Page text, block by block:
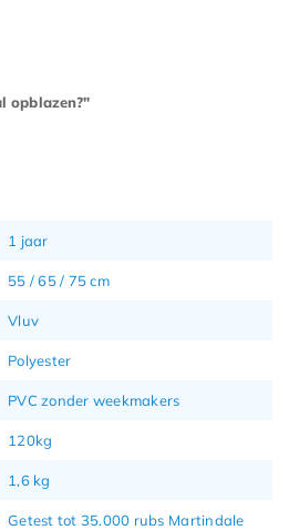
opblazen?"
1 jaar
55 / 65 / 75 cm
Vluv
Polyester
PVC zonder weekmakers
120kg
1,6 kg
Getest tot 35.000 rubs Martindale